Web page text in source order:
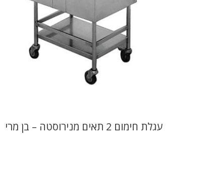
עגלת חימום 2 תאים מנירוסטה – בן מרי